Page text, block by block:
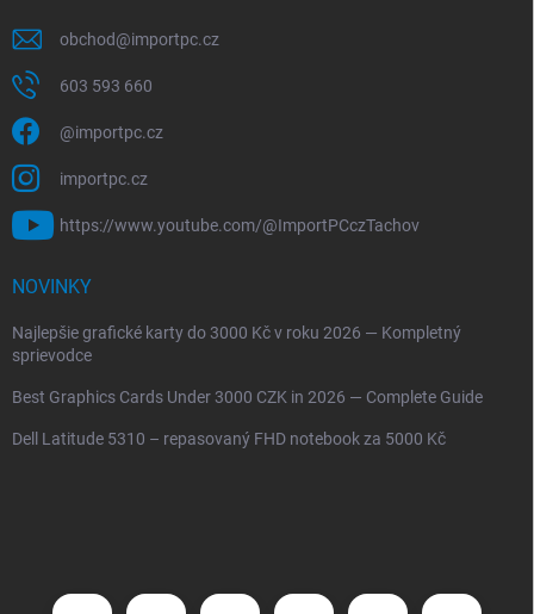
obchod@importpc.cz
603 593 660
@importpc.cz
importpc.cz
https://www.youtube.com/@ImportPCczTachov
NOVINKY
Najlepšie grafické karty do 3000 Kč v roku 2026 — Kompletný
sprievodce
Best Graphics Cards Under 3000 CZK in 2026 — Complete Guide
Dell Latitude 5310 – repasovaný FHD notebook za 5000 Kč